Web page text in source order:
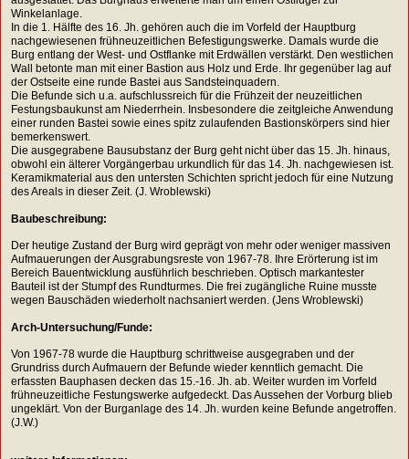
Winkelanlage.
In die 1. Hälfte des 16. Jh. gehören auch die im Vorfeld der Hauptburg
nachgewiesenen frühneuzeitlichen Befestigungswerke. Damals wurde die
Burg entlang der West- und Ostflanke mit Erdwällen verstärkt. Den westlichen
Wall betonte man mit einer Bastion aus Holz und Erde. Ihr gegenüber lag auf
der Ostseite eine runde Bastei aus Sandsteinquadern.
Die Befunde sich u.a. aufschlussreich für die Frühzeit der neuzeitlichen
Festungsbaukunst am Niederrhein. Insbesondere die zeitgleiche Anwendung
einer runden Bastei sowie eines spitz zulaufenden Bastionskörpers sind hier
bemerkenswert.
Die ausgegrabene Bausubstanz der Burg geht nicht über das 15. Jh. hinaus,
obwohl ein älterer Vorgängerbau urkundlich für das 14. Jh. nachgewiesen ist.
Keramikmaterial aus den untersten Schichten spricht jedoch für eine Nutzung
des Areals in dieser Zeit. (J. Wroblewski)
Baubeschreibung:
Der heutige Zustand der Burg wird geprägt von mehr oder weniger massiven
Aufmauerungen der Ausgrabungsreste von 1967-78. Ihre Erörterung ist im
Bereich Bauentwicklung ausführlich beschrieben. Optisch markantester
Bauteil ist der Stumpf des Rundturmes. Die frei zugängliche Ruine musste
wegen Bauschäden wiederholt nachsaniert werden. (Jens Wroblewski)
Arch-Untersuchung/Funde:
Von 1967-78 wurde die Hauptburg schrittweise ausgegraben und der
Grundriss durch Aufmauern der Befunde wieder kenntlich gemacht. Die
erfassten Bauphasen decken das 15.-16. Jh. ab. Weiter wurden im Vorfeld
frühneuzeitliche Festungswerke aufgedeckt. Das Aussehen der Vorburg blieb
ungeklärt. Von der Burganlage des 14. Jh. wurden keine Befunde angetroffen.
(J.W.)